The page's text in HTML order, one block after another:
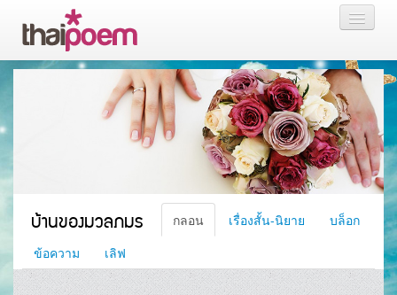
สมาชิก
บ้านของมวลภมร กลอน เรื่องสั้น-นิยาย
บล็อก
ข้อความ
เลิฟ